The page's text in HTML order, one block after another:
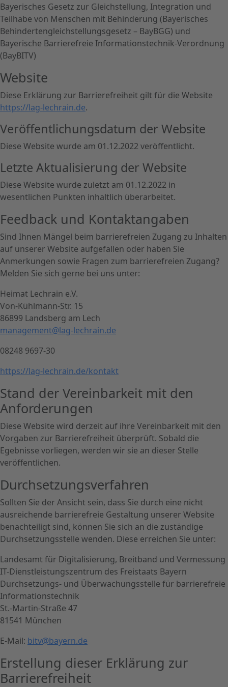
Bayerisches Gesetz zur Gleichstellung, Integration und
Teilhabe von Menschen mit Behinderung (Bayerisches
Behindertengleichstellungsgesetz – BayBGG) und
Bayerische Barrierefreie Informationstechnik-Verordnung
(BayBITV)
Website
Diese Erklärung zur Barrierefreiheit gilt für die Website
https://lag-lechrain.de.
Veröffentlichungsdatum der Website
Diese Website wurde am 01.12.2022 veröffentlicht.
Letzte Aktualisierung der Website
Diese Website wurde zuletzt am 01.12.2022 in
wesentlichen Punkten inhaltlich überarbeitet.
Feedback und Kontaktangaben
Sind Ihnen Mängel beim barrierefreien Zugang zu Inhalten
auf unserer Website aufgefallen oder haben Sie
Anmerkungen sowie Fragen zum barrierefreien Zugang?
Melden Sie sich gerne bei uns unter:
Heimat Lechrain e.V.
Von-Kühlmann-Str. 15
86899 Landsberg am Lech
management@lag-lechrain.de
08248 9697-30
https://lag-lechrain.de/kontakt
Stand der Vereinbarkeit mit den
Anforderungen
Diese Website wird derzeit auf ihre Vereinbarkeit mit den
Vorgaben zur Barrierefreiheit überprüft. Sobald die
Egebnisse vorliegen, werden wir sie an dieser Stelle
veröffentlichen.
Durchsetzungsverfahren
Sollten Sie der Ansicht sein, dass Sie durch eine nicht
ausreichende barrierefreie Gestaltung unserer Website
benachteiligt sind, können Sie sich an die zuständige
Durchsetzungsstelle wenden. Diese erreichen Sie unter:
Landesamt für Digitalisierung, Breitband und Vermessung
IT-Dienstleistungszentrum des Freistaats Bayern
Durchsetzungs- und Überwachungsstelle für barrierefreie
Informationstechnik
St.-Martin-Straße 47
81541 München
E-Mail: bitv@bayern.de
Erstellung dieser Erklärung zur
Barrierefreiheit